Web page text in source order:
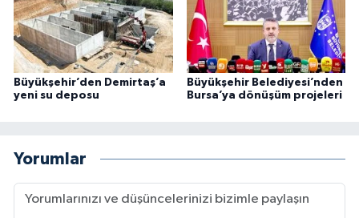
Büyükşehir’den Demirtaş’a
yeni su deposu
Büyükşehir Belediyesi’nden
Bursa’ya dönüşüm projeleri
Yorumlar